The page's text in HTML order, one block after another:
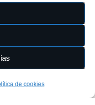
de cookies